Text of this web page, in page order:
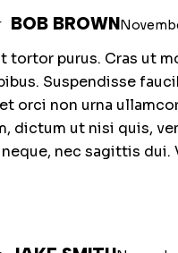
BOB BROWN
tortor purus. Cras ut
Suspendisse
orci non urna
dictum ut nisi quis,
nec sagittis